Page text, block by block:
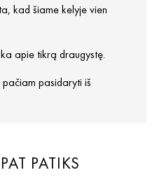
kad šiame kelyje vien
apie tikrą draugystę.
pasidaryti iš
PATIKS